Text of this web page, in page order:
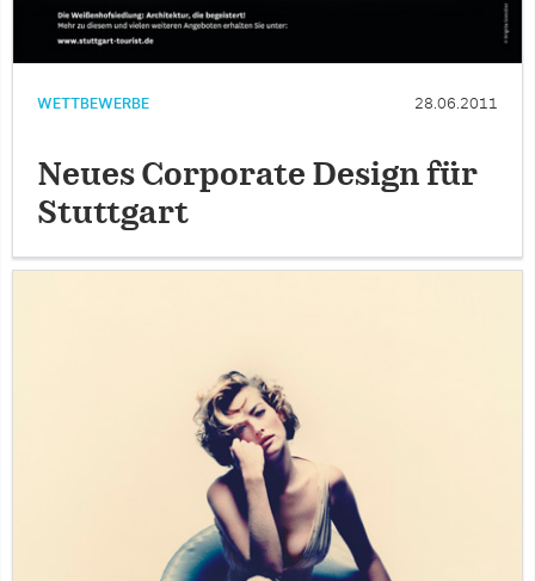
WETTBEWERBE 28.06.2011
Neues Corporate Design für
Stuttgart